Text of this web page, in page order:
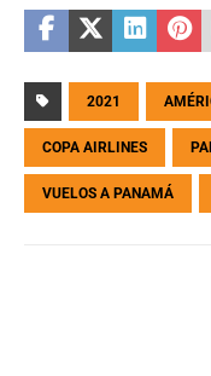
2021
COPA AIRLINES
VUELOS A PANAMÁ